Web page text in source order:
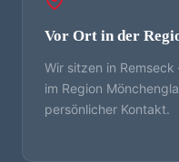
Vor Ort in der
Wir sitzen in
im Region
persönlicher Kontakt.